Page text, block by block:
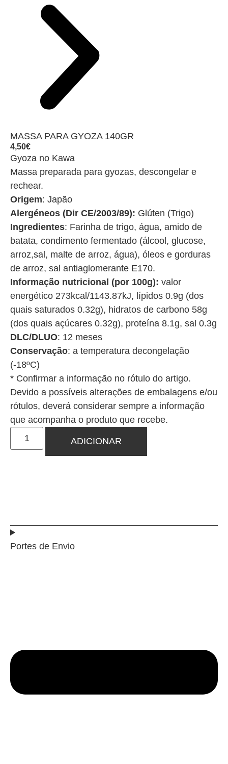
MASSA PARA GYOZA 140GR
4,50€
Gyoza no Kawa
Massa preparada para gyozas, descongelar e
rechear.
Origem: Japão
Alergéneos (Dir CE/2003/89): Glúten (Trigo)
Ingredientes: Farinha de trigo, água, amido de
batata, condimento fermentado (álcool, glucose,
arroz,sal, malte de arroz, água), óleos e gorduras
de arroz, sal antiaglomerante E170.
Informação nutricional (por 100g): valor
energético 273kcal/1143.87kJ, lípidos 0.9g (dos
quais saturados 0.32g), hidratos de carbono 58g
(dos quais açúcares 0.32g), proteína 8.1g, sal 0.3g
DLC/DLUO: 12 meses
Conservação: a temperatura decongelação
(-18ºC)
* Confirmar a informação no rótulo do artigo.
Devido a possíveis alterações de embalagens e/ou
rótulos, deverá considerar sempre a informação
que acompanha o produto que recebe.
ADICIONAR
Portes de Envio